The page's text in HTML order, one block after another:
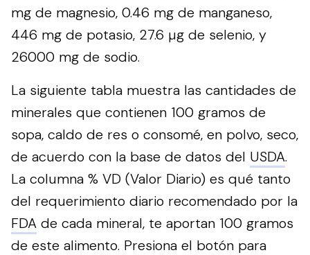
mg de magnesio, 0.46 mg de manganeso,
446 mg de potasio, 27.6 µg de selenio, y
26000 mg de sodio.
La siguiente tabla muestra las cantidades de
minerales que contienen 100 gramos de
sopa, caldo de res o consomé, en polvo, seco,
de acuerdo con la base de datos del USDA.
La columna % VD (Valor Diario) es qué tanto
del requerimiento diario recomendado por la
FDA de cada mineral, te aportan 100 gramos
de este alimento. Presiona el botón para